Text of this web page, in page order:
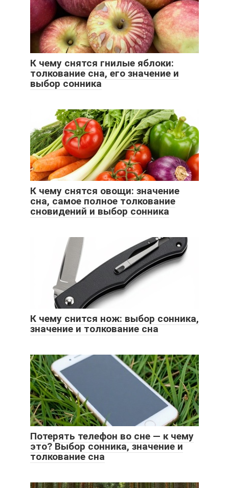
К чему снятся гнилые яблоки:
толкование сна, его значение и
выбор сонника
К чему снятся овощи: значение
сна, самое полное толкование
сновидений и выбор сонника
К чему снится нож: выбор сонника,
значение и толкование сна
Потерять телефон во сне — к чему
это? Выбор сонника, значение и
толкование сна